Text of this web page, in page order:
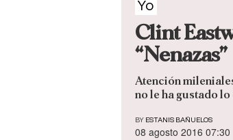
Yo
Clint
“Nenazas”
Atención
no le ha gustado
BY ESTANIS BAÑUELOS
08 agosto 2016 07:30